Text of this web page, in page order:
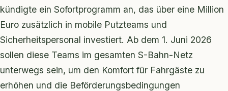
kündigte ein Sofortprogramm an, das über eine Million
Euro zusätzlich in mobile Putzteams und
Sicherheitspersonal investiert. Ab dem 1. Juni 2026
sollen diese Teams im gesamten S-Bahn-Netz
unterwegs sein, um den Komfort für Fahrgäste zu
erhöhen und die Beförderungsbedingungen